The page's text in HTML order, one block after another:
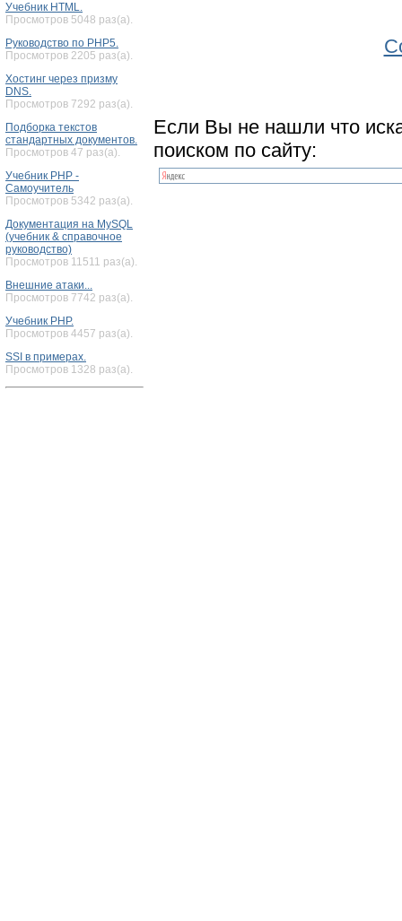
Учебник HTML.
Просмотров 5048 раз(а).
Руководство по PHP5.
Просмотров 2205 раз(а).
Хостинг через призму
DNS.
Просмотров 7292 раз(а).
Подборка текстов
стандартных документов.
Просмотров 47 раз(а).
Учебник PHP -
Самоучитель
Просмотров 5342 раз(а).
Документация на MySQL
(учебник & справочное
руководство)
Просмотров 11511 раз(а).
Внешние атаки...
Просмотров 7742 раз(а).
Учебник PHP.
Просмотров 4457 раз(а).
SSI в примерах.
Просмотров 1328 раз(а).
Если Вы не нашли что
поиском по сайту: